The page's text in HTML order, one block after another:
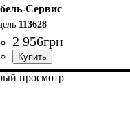
Сервис
113628
2 956грн
просмотр